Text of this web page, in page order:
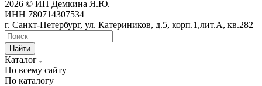
2026 © ИП Демкина Я.Ю.
ИНН 780714307534
г. Санкт-Петербург, ул. Катериников, д.5, корп.1,лит.А, кв.282
Найти
Каталог
По всему сайту
По каталогу